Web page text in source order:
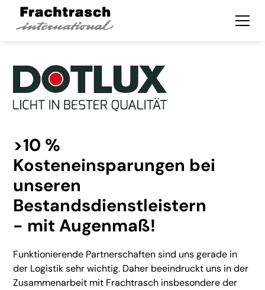
>10 %
Kosteneinsparungen bei
unseren
Bestandsdienstleistern
- mit Augenmaß!
Funktionierende Partnerschaften sind uns gerade in
der Logistik sehr wichtig. Daher beeindruckt uns in der
Zusammenarbeit mit Frachtrasch insbesondere der